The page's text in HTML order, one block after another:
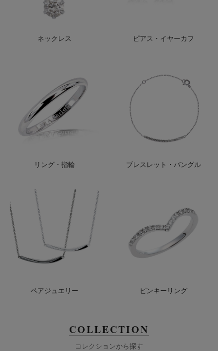
ネックレス ピアス・イヤーカフ
リング・指輪 ブレスレット・バングル
ペアジュエリー ピンキーリング
COLLECTION
コレクションから探す